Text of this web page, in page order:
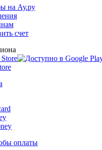
на Ау.ру
счет
оплаты